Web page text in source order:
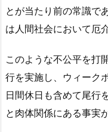
とが当たり前の常識で
は人間社会において厄
このような不公平を打
行を実施し、ウィーク
日間休日も含めて尾行
と肉体関係にある事実